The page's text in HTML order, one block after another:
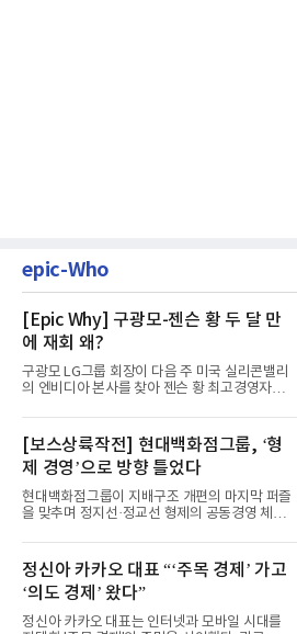
epic-Who
[Epic Why] 구광모-젠슨 황 두 달 만
에 재회 왜?
구광모 LG그룹 회장이 다음 주 미국 실리콘밸리
의 엔비디아 본사를 찾아 젠슨 황 최고경영자
[보스상륙작전] 현대백화점그룹, ‘형
제 경영’으로 방향 틀었다
현대백화점그룹이 지배구조 개편의 마지막 퍼즐
을 맞추며 정지선·정교선 형제의 공동경영 체제
정신아 카카오 대표 “‘주목 경제’ 가고
‘의도 경제’ 왔다”
정신아 카카오 대표는 인터넷과 모바일 시대를